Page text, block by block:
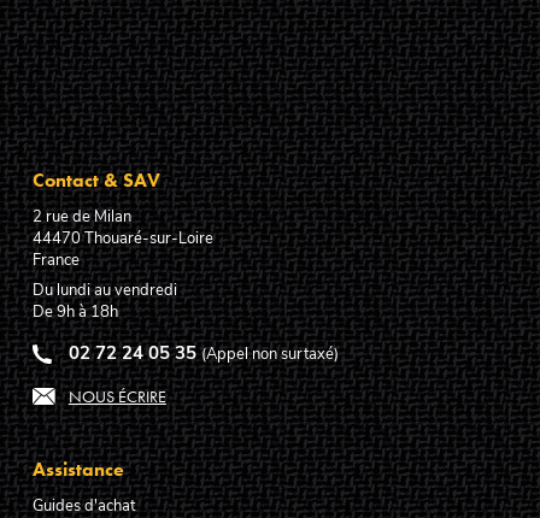
Contact & SAV
2 rue de Milan
44470Thouaré-sur-Loire
France
Du lundi au vendredi
De 9h à 18h
02 72 24 05 35 (Appel non surtaxé)
NOUS ÉCRIRE
Assistance
Guides d'achat